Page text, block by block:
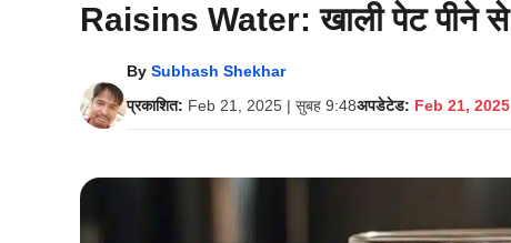
Raisins Water: खाली पेट पीने से
By Subhash Shekhar
प्रकाशित: Feb 21, 2025 | सुबह 9:48अपडेटेड: Feb 21,